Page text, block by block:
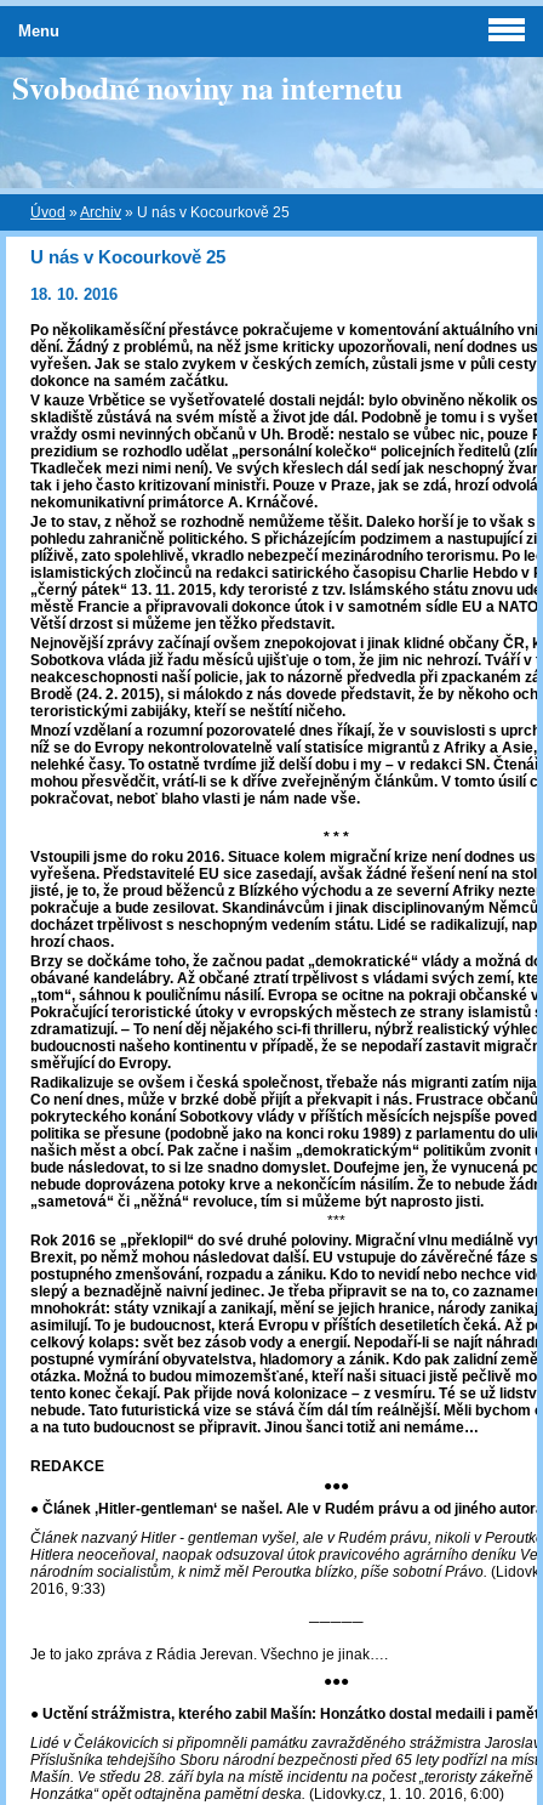
Svobodné noviny na internetu
Úvod »Archiv » U nás v Kocourkově 25
U nás v Kocourkově 25
18. 10. 2016
Po několikaměsíční přestávce pokračujeme v komentování aktuálního
dění. Žádný z problémů, na něž jsme kriticky upozorňovali, není dodnes
vyřešen. Jak se stalo zvykem v českých zemích, zůstali jsme v půli cesty
dokonce na samém začátku.
V kauze Vrbětice se vyšetřovatelé dostali nejdál: bylo obviněno několik
skladiště zůstává na svém místě a život jde dál. Podobně je tomu i s
vraždy osmi nevinných občanů v Uh. Brodě: nestalo se vůbec nic, pouze
prezidium se rozhodlo udělat „personální kolečko“ policejních ředitelů
Tkadleček mezi nimi není). Ve svých křeslech dál sedí jak neschopný
tak i jeho často kritizovaní ministři. Pouze v Praze, jak se zdá, hrozí
nekomunikativní primátorce A. Krnáčové.
Je to stav, z něhož se rozhodně nemůžeme těšit. Daleko horší je to však s
pohledu zahraničně politického. S přicházejícím podzimem a nastupující
plíživě, zato spolehlivě, vkradlo nebezpečí mezinárodního terorismu. Po
islamistických zločinců na redakci satirického časopisu Charlie Hebdo v
„černý pátek“ 13. 11. 2015, kdy teroristé z tzv. Islámského státu znovu
městě Francie a připravovali dokonce útok i v samotném sídle EU a NATO
Větší drzost si můžeme jen těžko představit.
Nejnovější zprávy začínají ovšem znepokojovat i jinak klidné občany ČR,
Sobotkova vláda již řadu měsíců ujišťuje o tom, že jim nic nehrozí. Tváří v
neakceschopnosti naší policie, jak to názorně předvedla při zpackaném
Brodě (24. 2. 2015), si málokdo z nás dovede představit, že by někoho
teroristickými zabijáky, kteří se neštítí ničeho.
Mnozí vzdělaní a rozumní pozorovatelé dnes říkají, že v souvislosti s
níž se do Evropy nekontrolovatelně valí statisíce migrantů z Afriky a Asie,
nelehké časy. To ostatně tvrdíme již delší dobu i my – v redakci SN.
mohou přesvědčit, vrátí-li se k dříve zveřejněným článkům. V tomto úsilí
pokračovat, neboť blaho vlasti je nám nade vše.
* * *
Vstoupili jsme do roku 2016. Situace kolem migrační krize není dodnes
vyřešena. Představitelé EU sice zasedají, avšak žádné řešení není na
jisté, je to, že proud běženců z Blízkého východu a ze severní Afriky
pokračuje a bude zesilovat. Skandinávcům i jinak disciplinovaným
docházet trpělivost s neschopným vedením státu. Lidé se radikalizují,
hrozí chaos.
Brzy se dočkáme toho, že začnou padat „demokratické“ vlády a možná
obávané kandelábry. Až občané ztratí trpělivost s vládami svých zemí,
„tom“, sáhnou k pouličnímu násilí. Evropa se ocitne na pokraji občanské
Pokračující teroristické útoky v evropských městech ze strany islamistů
zdramatizují. ‒ To není děj nějakého sci-fi thrilleru, nýbrž realistický výhled
budoucnosti našeho kontinentu v případě, že se nepodaří zastavit
směřující do Evropy.
Radikalizuje se ovšem i česká společnost, třebaže nás migranti zatím
Co není dnes, může v brzké době přijít a překvapit i nás. Frustrace občanů
pokryteckého konání Sobotkovy vlády v příštích měsících nejspíše
politika se přesune (podobně jako na konci roku 1989) z parlamentu do
našich měst a obcí. Pak začne i našim „demokratickým“ politikům zvonit
bude následovat, to si lze snadno domyslet. Doufejme jen, že vynucená
nebude doprovázena potoky krve a nekončícím násilím. Že to nebude
„sametová“ či „něžná“ revoluce, tím si můžeme být naprosto jisti.
***
Rok 2016 se „překlopil“ do své druhé poloviny. Migrační vlnu mediálně
Brexit, po němž mohou následovat další. EU vstupuje do závěrečné fáze
postupného zmenšování, rozpadu a zániku. Kdo to nevidí nebo nechce
slepý a beznadějně naivní jedinec. Je třeba připravit se na to, co
mnohokrát: státy vznikají a zanikají, mění se jejich hranice, národy
asimilují. To je budoucnost, která Evropu v příštích desetiletích čeká. Až
celkový kolaps: svět bez zásob vody a energií. Nepodaří-li se najít
postupné vymírání obyvatelstva, hladomory a zánik. Kdo pak zalidní
otázka. Možná to budou mimozemšťané, kteří naši situaci jistě pečlivě
tento konec čekají. Pak přijde nová kolonizace – z vesmíru. Té se už
nebude. Tato futuristická vize se stává čím dál tím reálnější. Měli bychom
a na tuto budoucnost se připravit. Jinou šanci totiž ani nemáme…
REDAKCE
●●●
● Článek ‚Hitler-gentleman‘ se našel. Ale v Rudém právu a od jiného autora
Článek nazvaný Hitler - gentleman vyšel, ale v Rudém právu, nikoli v
Hitlera neoceňoval, naopak odsuzoval útok pravicového agrárního deníku
národním socialistům, k nimž měl Peroutka blízko, píše sobotní Právo.
2016, 9:33)
─────
Je to jako zpráva z Rádia Jerevan. Všechno je jinak….
●●●
● Uctění strážmistra, kterého zabil Mašín: Honzátko dostal medaili i
Lidé v Čelákovicích si připomněli památku zavražděného strážmistra
Příslušníka tehdejšího Sboru národní bezpečnosti před 65 lety podřízl na
Mašín. Ve středu 28. září byla na místě incidentu na počest „teroristy zákeřně
Honzátka“ opět odtajněna pamětní deska. (Lidovky.cz, 1. 10. 2016, 6:00)
Menu